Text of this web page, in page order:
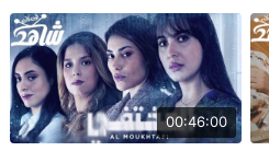
00:46:00